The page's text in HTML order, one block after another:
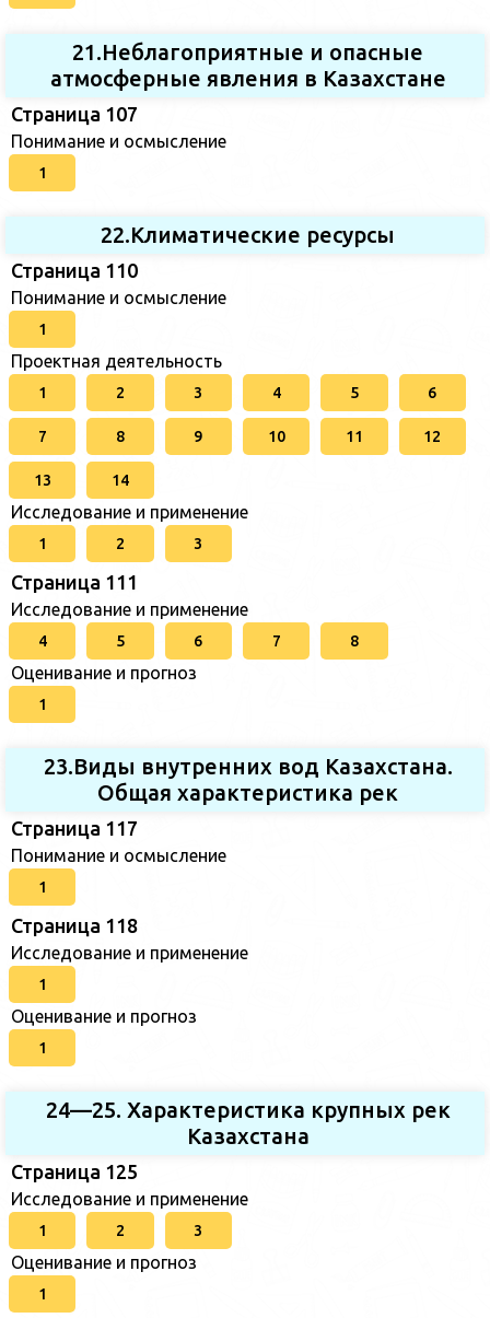
21.Неблагоприятные и опасные
атмосферные явления в Казахстане
Страница 107
Понимание и осмысление
1
22.Климатические ресурсы
Страница 110
Понимание и осмысление
1
Проектная деятельность
1 2 3 4 5 6
7 8 9 10 11 12
13 14
Исследование и применение
1 2 3
Страница 111
Исследование и применение
4 5 6 7 8
Оценивание и прогноз
1
23.Виды внутренних вод Казахстана.
Общая характеристика рек
Страница 117
Понимание и осмысление
1
Страница 118
Исследование и применение
1
Оценивание и прогноз
1
24—25. Характеристика крупных рек
Казахстана
Страница 125
Исследование и применение
1 2 3
Оценивание и прогноз
1